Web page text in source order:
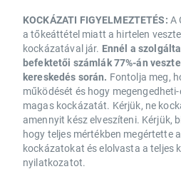
KOCKÁZATI FIGYELMEZTETÉS: A
a tőkeáttétel miatt a hirtelen
kockázatával jár. Ennél a
befektetői számlák 77%-án
kereskedés során. Fontolja meg,
működését és hogy
magas kockázatát. Kérjük, ne
amennyit kész elveszíteni. Kérjük,
hogy teljes mértékben megértette
kockázatokat és elolvasta a teljes
nyilatkozatot.